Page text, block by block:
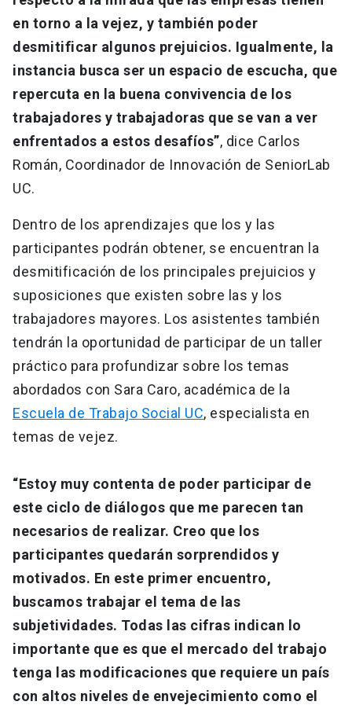
en torno a la vejez, y también poder
desmitificar algunos prejuicios. Igualmente, la
instancia busca ser un espacio de escucha, que
repercuta en la buena convivencia de los
trabajadores y trabajadoras que se van a ver
enfrentados a estos desafíos”, dice Carlos
Román, Coordinador de Innovación de SeniorLab
UC.
Dentro de los aprendizajes que los y las
participantes podrán obtener, se encuentran la
desmitificación de los principales prejuicios y
suposiciones que existen sobre las y los
trabajadores mayores. Los asistentes también
tendrán la oportunidad de participar de un taller
práctico para profundizar sobre los temas
abordados con Sara Caro, académica de la
Escuela de Trabajo Social UC, especialista en
temas de vejez.
“Estoy muy contenta de poder participar de
este ciclo de diálogos que me parecen tan
necesarios de realizar. Creo que los
participantes quedarán sorprendidos y
motivados. En este primer encuentro,
buscamos trabajar el tema de las
subjetividades. Todas las cifras indican lo
importante que es que el mercado del trabajo
tenga las modificaciones que requiere un país
con altos niveles de envejecimiento como el